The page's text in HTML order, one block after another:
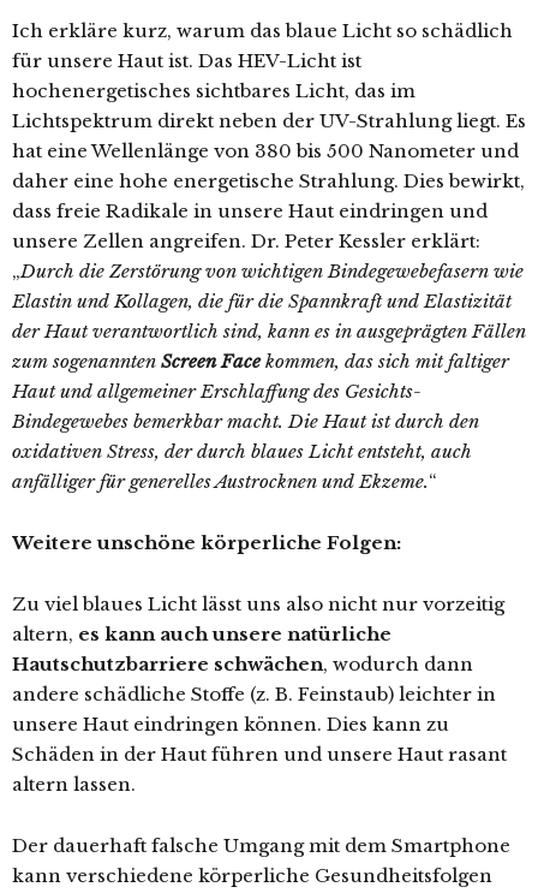
Ich erkläre kurz, warum das blaue Licht so schädlich
für unsere Haut ist. Das HEV-Licht ist
hochenergetisches sichtbares Licht, das im
Lichtspektrum direkt neben der UV-Strahlung liegt. Es
hat eine Wellenlänge von 380 bis 500 Nanometer und
daher eine hohe energetische Strahlung. Dies bewirkt,
dass freie Radikale in unsere Haut eindringen und
unsere Zellen angreifen. Dr. Peter Kessler erklärt:
„Durch die Zerstörung von wichtigen Bindegewebefasern wie
Elastin und Kollagen, die für die Spannkraft und Elastizität
der Haut verantwortlich sind, kann es in ausgeprägten Fällen
zum sogenannten Screen Facekommen, das sich mit faltiger
Haut und allgemeiner Erschlaffung des Gesichts-
Bindegewebes bemerkbar macht. Die Haut ist durch den
oxidativen Stress, der durch blaues Licht entsteht, auch
anfälliger für generelles Austrocknen und Ekzeme.“
Weitere unschöne körperliche Folgen:
Zu viel blaues Licht lässt uns also nicht nur vorzeitig
altern, es kann auch unsere natürliche
Hautschutzbarriere schwächen, wodurch dann
andere schädliche Stoffe (z. B. Feinstaub) leichter in
unsere Haut eindringen können. Dies kann zu
Schäden in der Haut führen und unsere Haut rasant
altern lassen.
Der dauerhaft falsche Umgang mit dem Smartphone
kann verschiedene körperliche Gesundheitsfolgen